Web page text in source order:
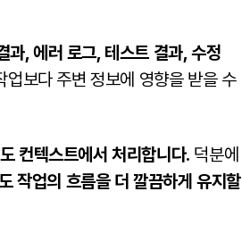
과, 에러 로그, 테스트 결과, 수정
보다 주변 정보에 영향을 받을 수
컨텍스트에서 처리합니다. 덕분에
작업의 흐름을 더 깔끔하게 유지할